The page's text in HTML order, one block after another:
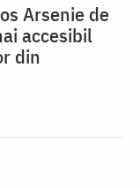
Arsenie de
accesibil
din